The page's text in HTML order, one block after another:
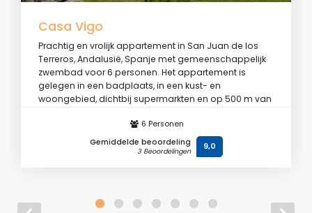
Casa Vigo
Prachtig en vrolijk appartement in San Juan de los
Terreros, Andalusië, Spanje met gemeenschappelijk
zwembad voor 6 personen. Het appartement is
gelegen in een badplaats, in een kust- en
woongebied, dichtbij supermarkten en op 500 m van
/ dag
6 Personen
Gemiddelde beoordeling
3 Beoordelingen 9,0